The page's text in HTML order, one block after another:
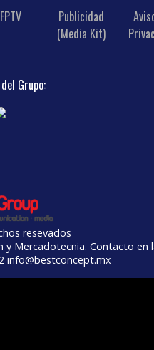
FPTV
Publicidad
(Media Kit)
Grupo:
resevados
y Mercadotecnia. Contacto
info@bestconcept.mx